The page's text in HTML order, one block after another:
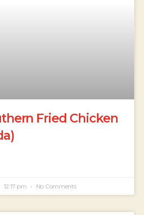
Fried Chicken
12:17 pm No Comments